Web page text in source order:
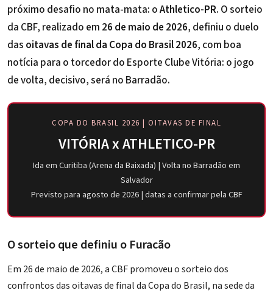
próximo desafio no mata-mata: oAthletico-PR. O sorteio
da CBF, realizado em 26 de maio de 2026, definiu o duelo
das oitavas de final da Copa do Brasil 2026, com boa
notícia para o torcedor do Esporte Clube Vitória: o jogo
de volta, decisivo, será no Barradão.
COPA DO BRASIL 2026 | OITAVAS DE FINAL
VITÓRIA x ATHLETICO-PR
Ida em Curitiba (Arena da Baixada) | Volta no Barradão em
Salvador
Previsto para agosto de 2026 | datas a confirmar pela CBF
O sorteio que definiu o Furacão
Em 26 de maio de 2026, a CBF promoveu o sorteio dos
confrontos das oitavas de final da Copa do Brasil, na sede da